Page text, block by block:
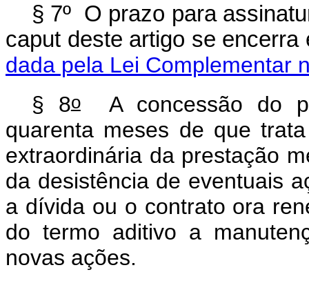
§ 7º O prazo para
caput deste artigo se
dada pela Lei Complementar
§ 8oA concessão do
quarenta meses de que
extraordinária da prestação
da desistência de eventuais
a dívida ou o contrato ora
do termo aditivo a
novas ações.